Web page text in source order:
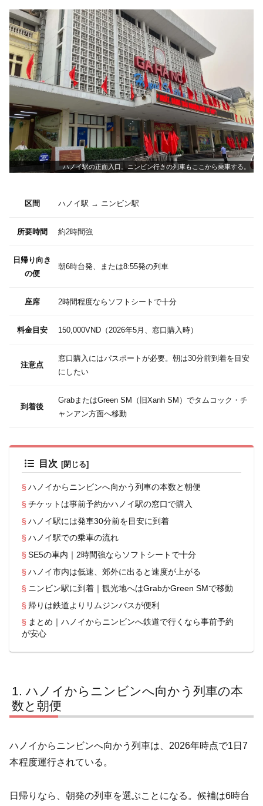
ハノイ駅の正面入口。ニンビン行きの列車もここから乗車する。
区間 ハノイ駅 → ニンビン駅
所要時間 約2時間強
日帰り向き
の便
朝6時台発、または8:55発の列車
座席 2時間程度ならソフトシートで十分
料金目安 150,000VND（2026年5月、窓口購入時）
注意点
窓口購入にはパスポートが必要。朝は30分前到着を目安
にしたい
到着後
GrabまたはGreen SM（旧Xanh SM）でタムコック・チ
ャンアン方面へ移動
目次
ハノイからニンビンへ向かう列車の本数と朝便
チケットは事前予約かハノイ駅の窓口で購入
ハノイ駅には発車30分前を目安に到着
ハノイ駅での乗車の流れ
SE5の車内｜2時間強ならソフトシートで十分
ハノイ市内は低速、郊外に出ると速度が上がる
ニンビン駅に到着｜観光地へはGrabかGreen SMで移動
帰りは鉄道よりリムジンバスが便利
まとめ｜ハノイからニンビンへ鉄道で行くなら事前予約
が安心
ハノイからニンビンへ向かう列車の本
数と朝便
ハノイからニンビンへ向かう列車は、2026年時点で1日7
本程度運行されている。
日帰りなら、朝発の列車を選ぶことになる。候補は6時台